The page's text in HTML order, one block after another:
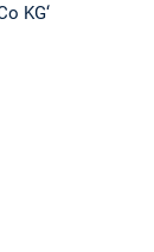
KG‘